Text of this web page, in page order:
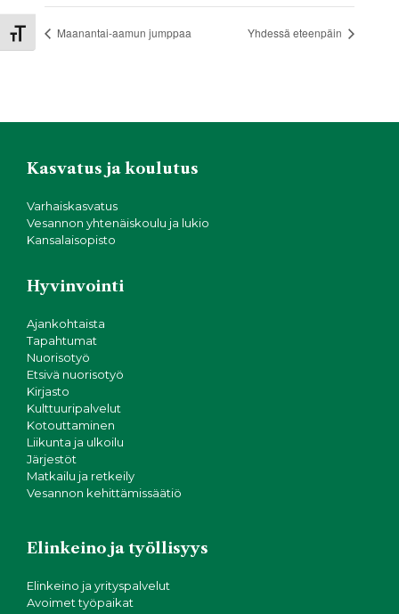
Toggle Font sizeMaanantai-aamun jumppaa Yhdessä eteenpäin
Kasvatus ja koulutus
Varhaiskasvatus
Vesannon yhtenäiskoulu ja lukio
Kansalaisopisto
Hyvinvointi
Ajankohtaista
Tapahtumat
Nuorisotyö
Etsivä nuorisotyö
Kirjasto
Kulttuuripalvelut
Kotouttaminen
Liikunta ja ulkoilu
Järjestöt
Matkailu ja retkeily
Vesannon kehittämissäätiö
Elinkeino ja työllisyys
Elinkeino ja yrityspalvelut
Avoimet työpaikat